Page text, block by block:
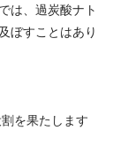
は、過炭酸ナト
ぼすことはあり
を果たします